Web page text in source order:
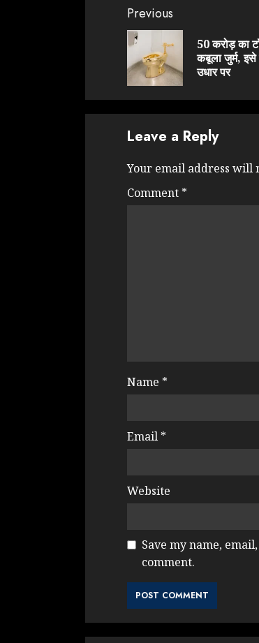
Continue
Reading
Previous
50 करोड़ का
कबूला जुर्म,
उधार पर
Leave a Reply
Your email address will
Comment *
Name *
Email *
Website
Save my name,
comment.